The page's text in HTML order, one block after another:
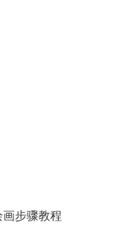
步骤教程